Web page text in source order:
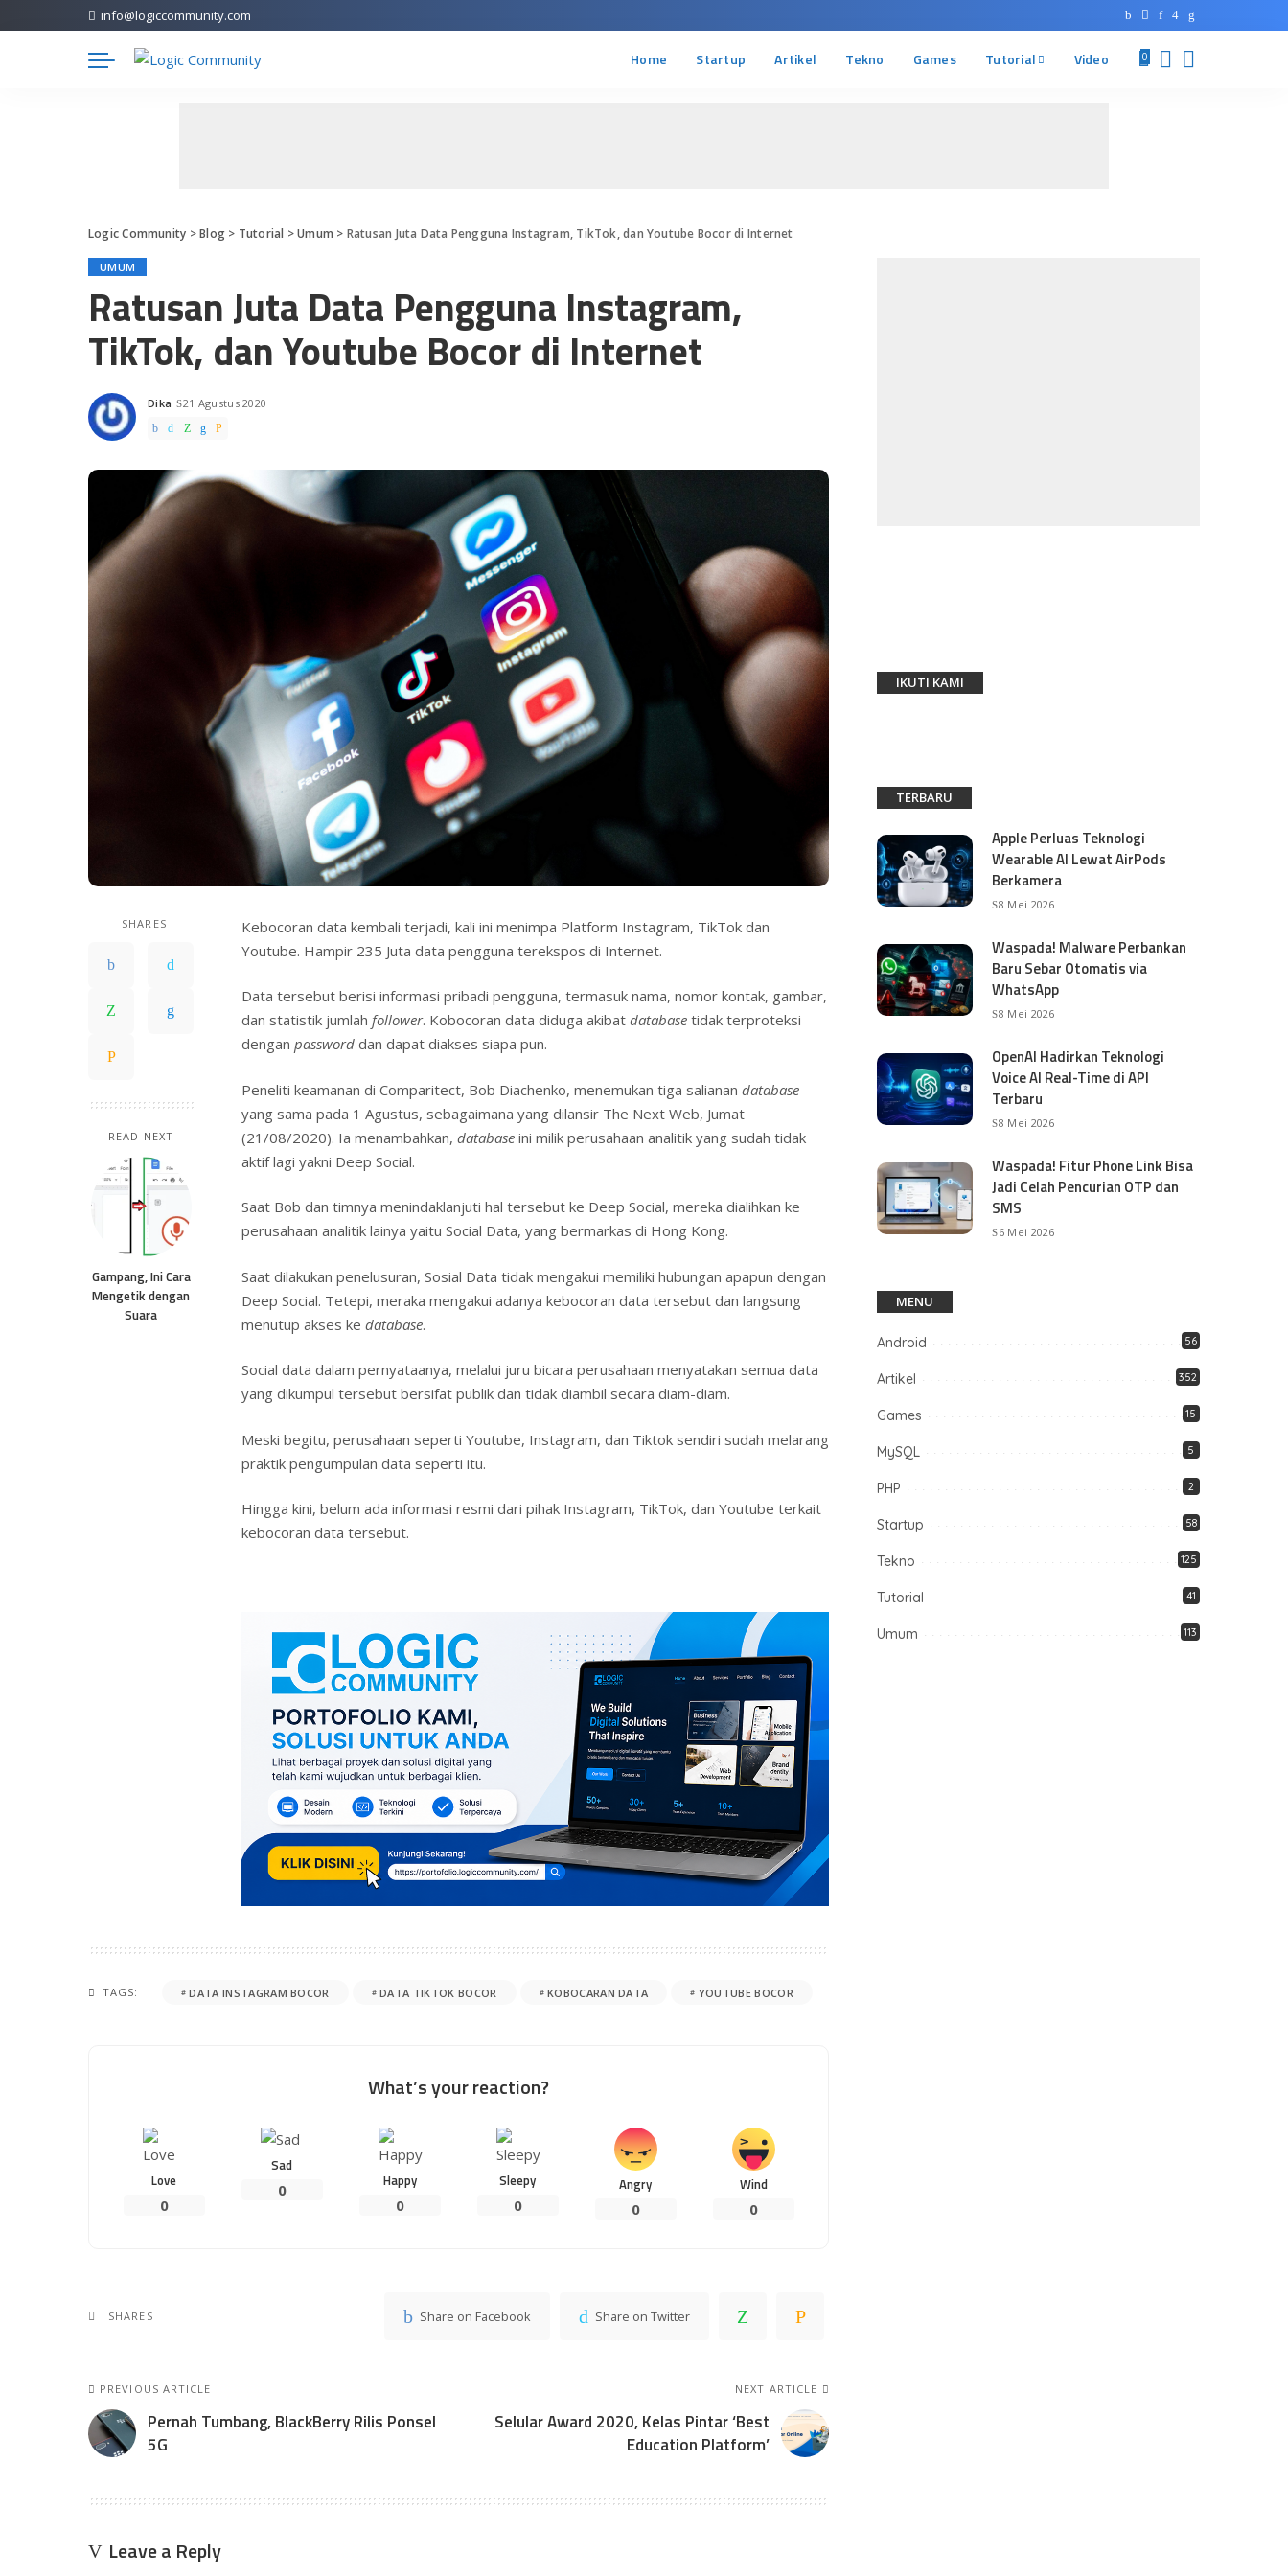
info@logiccommunity.com
Home Startup Artikel Tekno Games Tutorial Video 0
Logic Community >Blog> Tutorial >Umum > Ratusan Juta Data Pengguna Instagram, TikTok, dan Youtube Bocor di Internet
UMUM
Ratusan Juta Data Pengguna Instagram,
TikTok, dan Youtube Bocor di Internet
Posted
by
Dika 21 Agustus 2020
SHARES
READ NEXT
Gampang, Ini Cara
Mengetik dengan
Suara
Kebocoran data kembali terjadi, kali ini menimpa Platform Instagram, TikTok dan
Youtube. Hampir 235 Juta data pengguna terekspos di Internet.
Data tersebut berisi informasi pribadi pengguna, termasuk nama, nomor kontak, gambar,
dan statistik jumlah follower. Kobocoran data diduga akibat database tidak terproteksi
dengan password dan dapat diakses siapa pun.
Peneliti keamanan di Comparitect, Bob Diachenko, menemukan tiga salianan database
yang sama pada 1 Agustus, sebagaimana yang dilansir The Next Web, Jumat
(21/08/2020). Ia menambahkan, database ini milik perusahaan analitik yang sudah tidak
aktif lagi yakni Deep Social.
Saat Bob dan timnya menindaklanjuti hal tersebut ke Deep Social, mereka dialihkan ke
perusahaan analitik lainya yaitu Social Data, yang bermarkas di Hong Kong.
Saat dilakukan penelusuran, Sosial Data tidak mengakui memiliki hubungan apapun dengan
Deep Social. Tetepi, meraka mengakui adanya kebocoran data tersebut dan langsung
menutup akses ke database.
Social data dalam pernyataanya, melalui juru bicara perusahaan menyatakan semua data
yang dikumpul tersebut bersifat publik dan tidak diambil secara diam-diam.
Meski begitu, perusahaan seperti Youtube, Instagram, dan Tiktok sendiri sudah melarang
praktik pengumpulan data seperti itu.
Hingga kini, belum ada informasi resmi dari pihak Instagram, TikTok, dan Youtube terkait
kebocoran data tersebut.
TAGS: DATA INSTAGRAM BOCOR DATA TIKTOK BOCOR KOBOCARAN DATA YOUTUBE BOCOR
What’s your reaction?
Love
0
Sad
0
Happy
0
Sleepy
0
Angry
0
Wind
0
SHARES Share on Facebook Share on Twitter
PREVIOUS ARTICLE
Pernah Tumbang, BlackBerry Rilis Ponsel
5G
NEXT ARTICLE
Selular Award 2020, Kelas Pintar ‘Best
Education Platform’
Leave a Reply
IKUTI KAMI
TERBARU
Apple Perluas Teknologi
Wearable AI Lewat AirPods
Berkamera
8 Mei 2026
Waspada! Malware Perbankan
Baru Sebar Otomatis via
WhatsApp
8 Mei 2026
OpenAI Hadirkan Teknologi
Voice AI Real-Time di API
Terbaru
8 Mei 2026
Waspada! Fitur Phone Link Bisa
Jadi Celah Pencurian OTP dan
SMS
6 Mei 2026
MENU
Android 56
Artikel 352
Games 15
MySQL 5
PHP 2
Startup 58
Tekno 125
Tutorial 41
Umum 113